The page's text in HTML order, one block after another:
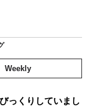
Weekly
っくりしていまし